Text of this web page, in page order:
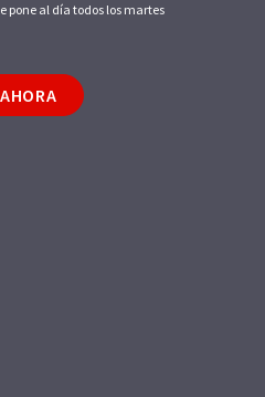
pone al día todos los martes